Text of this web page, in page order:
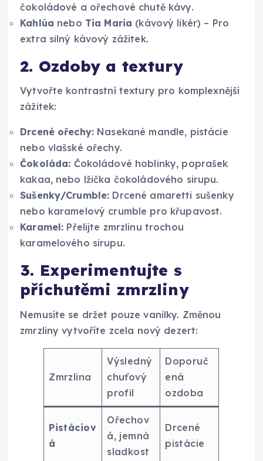
čokoládové a ořechové chutě kávy.
Kahlúa nebo Tia Maria (kávový likér) – Pro
extra silný kávový zážitek.
2. Ozdoby a textury
Vytvořte kontrastní textury pro komplexnější
zážitek:
Drcené ořechy: Nasekané mandle, pistácie
nebo vlašské ořechy.
Čokoláda: Čokoládové hoblinky, poprašek
kakaa, nebo lžička čokoládového sirupu.
Sušenky/Crumble: Drcené amaretti sušenky
nebo karamelový crumble pro křupavost.
Karamel: Přelijte zmrzlinu trochou
karamelového sirupu.
3. Experimentujte s
příchutěmi zmrzliny
Nemusíte se držet pouze vanilky. Změnou
zmrzliny vytvoříte zcela nový dezert:
Zmrzlina
Výsledný
chuťový
profil
Doporuč
ená
ozdoba
Pistáciov
á
Ořechov
á, jemná
sladkost
Drcené
pistácie